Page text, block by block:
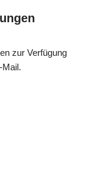
zur Verfügung
Mail.